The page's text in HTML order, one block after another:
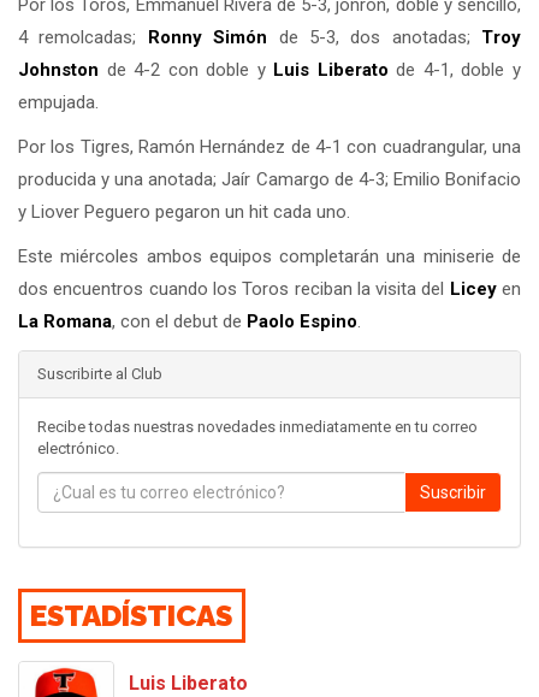
4 remolcadas; Ronny Simón de 5-3, dos anotadas; Troy
Johnston de 4-2 con doble y Luis Liberato de 4-1, doble y
empujada.
Por los Tigres, Ramón Hernández de 4-1 con cuadrangular, una
producida y una anotada; Jaír Camargo de 4-3; Emilio Bonifacio
y Liover Peguero pegaron un hit cada uno.
Este miércoles ambos equipos completarán una miniserie de
dos encuentros cuando los Toros reciban la visita del Liceyen
La Romana, con el debut de Paolo Espino
Suscribirte al Club
Recibe todas nuestras novedades inmediatamente en tu correo
electrónico.
Suscribir
ESTADÍSTICAS
Luis Liberato